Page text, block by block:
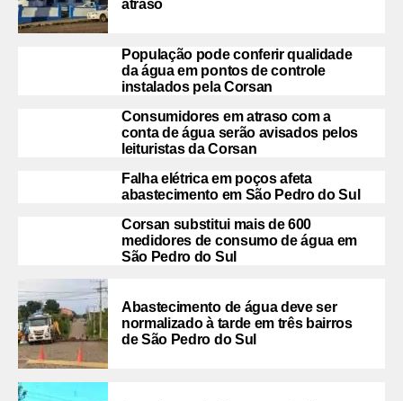
atraso
População pode conferir qualidade
da água em pontos de controle
instalados pela Corsan
Consumidores em atraso com a
conta de água serão avisados pelos
leituristas da Corsan
Falha elétrica em poços afeta
abastecimento em São Pedro do Sul
Corsan substitui mais de 600
medidores de consumo de água em
São Pedro do Sul
Abastecimento de água deve ser
normalizado à tarde em três bairros
de São Pedro do Sul